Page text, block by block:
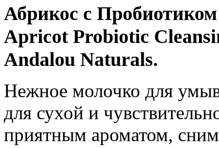
Абрикос с
Apricot Probiotic
Andalou Naturals.
Нежное молочко для
для сухой и
приятным ароматом,